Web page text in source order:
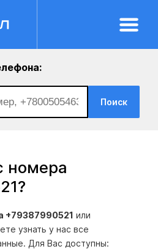
Поиск
номера
?
+79387990521 или
узнать у нас все
Для Вас доступны: